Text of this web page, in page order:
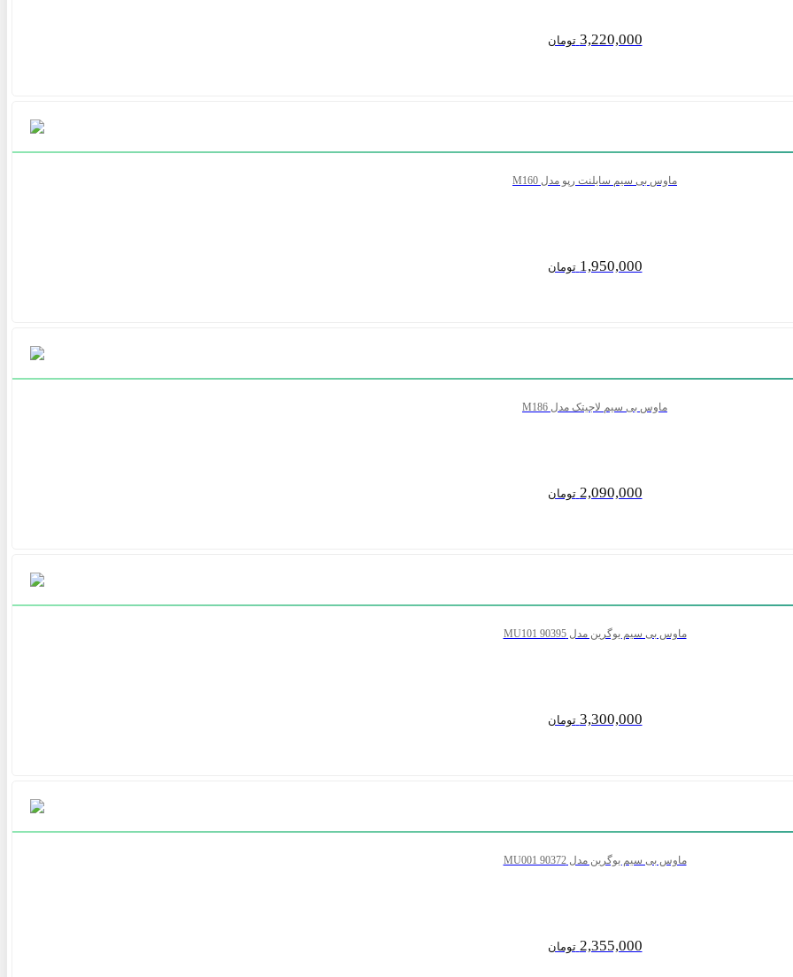
3,220,000 تومان
ماوس بی سیم سایلنت رپو مدل M160
1,950,000 تومان
ماوس بی سیم لاجیتک مدل M186
2,090,000 تومان
ماوس بی سیم یوگرین مدل MU101 90395
3,300,000 تومان
ماوس بی سیم یوگرین مدل MU001 90372
2,355,000 تومان